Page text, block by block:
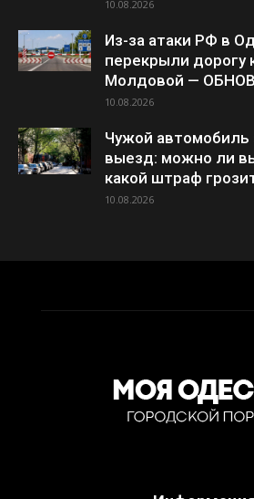
10.08.2026
Из-за атаки РФ в
перекрыли дорогу
Молдовой —
10.08.2026
Чужой автомобиль
выезд: можно ли
какой штраф
10.08.2026